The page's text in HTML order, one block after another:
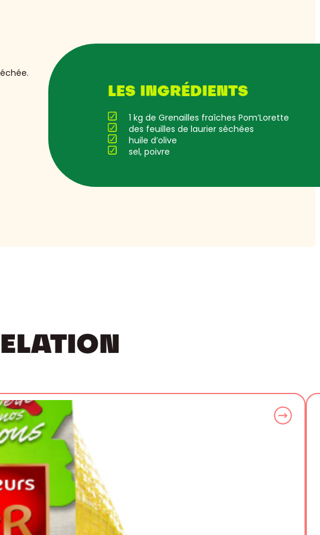
LES INGRÉDIENTS
1 kg de Grenailles fraîches Pom’Lorette
des feuilles de laurier séchées
huile d’olive
sel, poivre